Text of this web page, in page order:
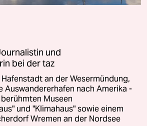
und
bei der taz
an der Wesermündung,
Auswandererhafen nach Amerika -
Museen
und "Klimahaus" sowie einem
Wremen an der Nordsee